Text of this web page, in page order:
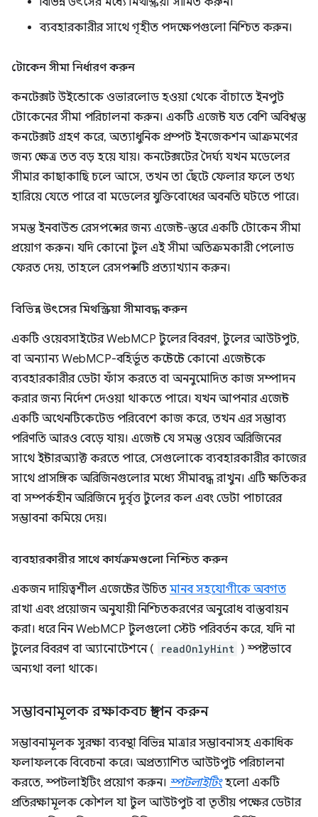
ব্যবহারকারীর সাথে গৃহীত পদক্ষেপগুলো নিশ্চিত করুন।
টোকেন সীমা নির্ধারণ করুন
কনটেক্সট উইন্ডোকে ওভারলোড হওয়া থেকে বাঁচাতে ইনপুট
টোকেনের সীমা পরিচালনা করুন। একটি এজেন্ট যত বেশি অবিশ্বস্ত
কনটেক্সট গ্রহণ করে, অত্যাধুনিক প্রম্পট ইনজেকশন আক্রমণের
জন্য ক্ষেত্র তত বড় হয়ে যায়। কনটেক্সটের দৈর্ঘ্য যখন মডেলের
সীমার কাছাকাছি চলে আসে, তখন তা ছেঁটে ফেলার ফলে তথ্য
হারিয়ে যেতে পারে বা মডেলের যুক্তিবোধের অবনতি ঘটতে পারে।
সমস্ত ইনবাউন্ড রেসপন্সের জন্য এজেন্ট-স্তরে একটি টোকেন সীমা
প্রয়োগ করুন। যদি কোনো টুল এই সীমা অতিক্রমকারী পেলোড
ফেরত দেয়, তাহলে রেসপন্সটি প্রত্যাখ্যান করুন।
বিভিন্ন উৎসের মিথস্ক্রিয়া সীমাবদ্ধ করুন
একটি ওয়েবসাইটের WebMCP টুলের বিবরণ, টুলের আউটপুট,
বা অন্যান্য WebMCP-বহির্ভূত কন্টেন্টে কোনো এজেন্টকে
ব্যবহারকারীর ডেটা ফাঁস করতে বা অননুমোদিত কাজ সম্পাদন
করার জন্য নির্দেশ দেওয়া থাকতে পারে। যখন আপনার এজেন্ট
একটি অথেনটিকেটেড পরিবেশে কাজ করে, তখন এর সম্ভাব্য
পরিণতি আরও বেড়ে যায়। এজেন্ট যে সমস্ত ওয়েব অরিজিনের
সাথে ইন্টারঅ্যাক্ট করতে পারে, সেগুলোকে ব্যবহারকারীর কাজের
সাথে প্রাসঙ্গিক অরিজিনগুলোর মধ্যে সীমাবদ্ধ রাখুন। এটি ক্ষতিকর
বা সম্পর্কহীন অরিজিনে দুর্বৃত্ত টুলের কল এবং ডেটা পাচারের
সম্ভাবনা কমিয়ে দেয়।
ব্যবহারকারীর সাথে কার্যক্রমগুলো নিশ্চিত করুন
একজন দায়িত্বশীল এজেন্টের উচিত মানব সহযোগীকে অবগত
রাখা এবং প্রয়োজন অনুযায়ী নিশ্চিতকরণের অনুরোধ বাস্তবায়ন
করা। ধরে নিন WebMCP টুলগুলো স্টেট পরিবর্তন করে, যদি না
টুলের বিবরণ বা অ্যানোটেশনে (
readOnlyHint ) স্পষ্টভাবে
অন্যথা বলা থাকে।
সম্ভাবনামূলক রক্ষাকবচ স্থাপন করুন
সম্ভাবনামূলক সুরক্ষা ব্যবস্থা বিভিন্ন মাত্রার সম্ভাবনাসহ একাধিক
ফলাফলকে বিবেচনা করে। অপ্রত্যাশিত আউটপুট পরিচালনা
করতে, স্পটলাইটিং প্রয়োগ করুন। স্পটলাইটিংহলো একটি
প্রতিরক্ষামূলক কৌশল যা টুল আউটপুট বা তৃতীয় পক্ষের ডেটার